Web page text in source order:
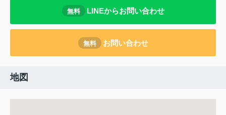
無料 LINEからお問い合わせ
無料 お問い合わせ
地図